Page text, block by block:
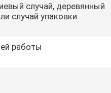
случай, деревянный
случай упаковки
работы